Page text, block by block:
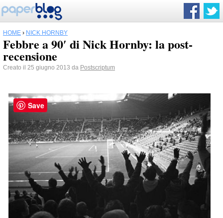
HOME › NICK HORNBY
Febbre a 90′ di Nick Hornby: la post-
recensione
Creato il 25 giugno 2013 da Postscriptum
Save